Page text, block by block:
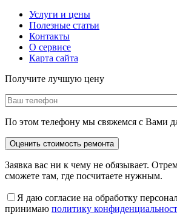
Услуги и цены
Полезные статьи
Контакты
О сервисе
Карта сайта
Получите лучшую цену
По этом телефону мы свяжемся с Вами
Заявка вас ни к чему не обязывает.
сможете там, где посчитаете нужным.
Я даю согласие на обработку
принимаю политику